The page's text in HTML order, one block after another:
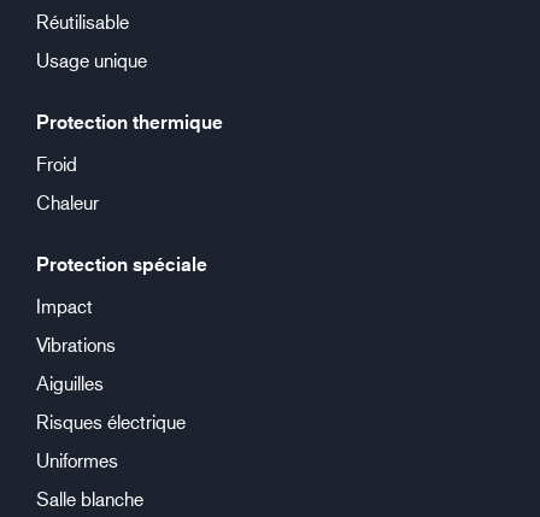
Réutilisable
Usage unique
Protection thermique
Froid
Chaleur
Protection spéciale
Impact
Vibrations
Aiguilles
Risques électrique
Uniformes
Salle blanche